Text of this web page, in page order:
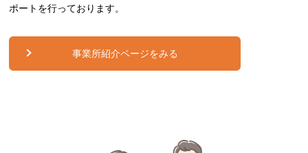
ポートを行っております。
事業所紹介ページをみる